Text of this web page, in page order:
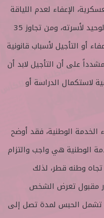
الإعفاء لعدم اللياقة
الصحية أو البدنية، كذلك المعيل الوحيد لأسرته، ومن تجاوز 35
أو التأجيل لأسباب قانونية
على أن التأجيل لابد أن
لاستكمال الدراسة أو
الخدمة الوطنية، فقد أوضح
الوطنية هي واجب والتزام
وطنه قطر، لذلك
مقبول تعرض الشخص
تشمل الحبس لمدة تصل إلى